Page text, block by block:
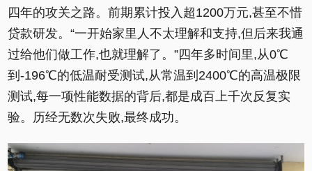
四年的攻关之路。前期累计投入超1200万元,甚至不惜
贷款研发。“一开始家里人不太理解和支持,但后来我通
过给他们做工作,也就理解了。”四年多时间里,从0℃
到-196℃的低温耐受测试,从常温到2400℃的高温极限
测试,每一项性能数据的背后,都是成百上千次反复实
验。历经无数次失败,最终成功。